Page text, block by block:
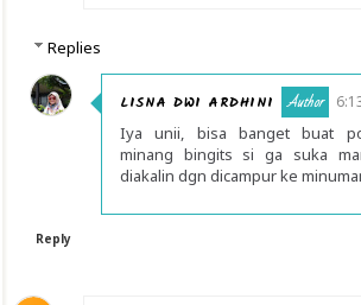
Replies
LISNA DWI ARDHINI
Iya unii, bisa banget buat
minang bingits si ga suka
diakalin dgn dicampur ke
Reply